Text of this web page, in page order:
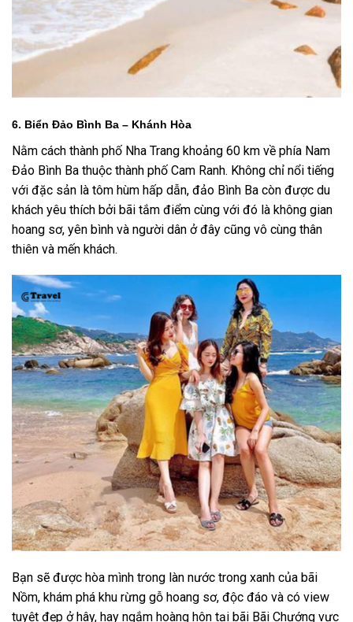
6. Biển Đảo Bình Ba – Khánh Hòa
Nằm cách thành phố Nha Trang khoảng 60 km về phía Nam
Đảo Bình Ba thuộc thành phố Cam Ranh. Không chỉ nổi tiếng
với đặc sản là tôm hùm hấp dẫn, đảo Bình Ba còn được du
khách yêu thích bởi bãi tắm điểm cùng với đó là không gian
hoang sơ, yên bình và người dân ở đây cũng vô cùng thân
thiên và mến khách.
Bạn sẽ được hòa mình trong làn nước trong xanh của bãi
Nồm, khám phá khu rừng gỗ hoang sơ, độc đáo và có view
tuyệt đẹp ở hây, hay ngắm hoàng hôn tại bãi Bãi Chướng vực